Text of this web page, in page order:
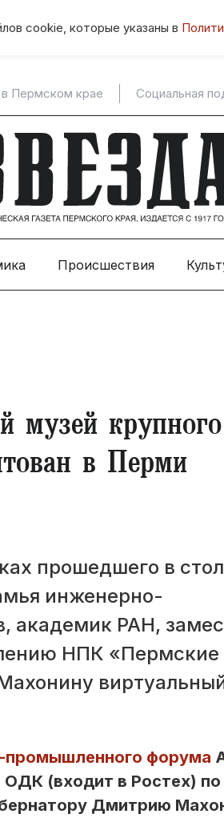
cookie, которые указаны в
Пермском крае Социальная
Происшествия
музей крупного
в Перми
прошедшего в
инженерно-
академик РАН,
НПК «Пермские
промышленного форума
ОДК (входит в Ростех) по
Дмитрию